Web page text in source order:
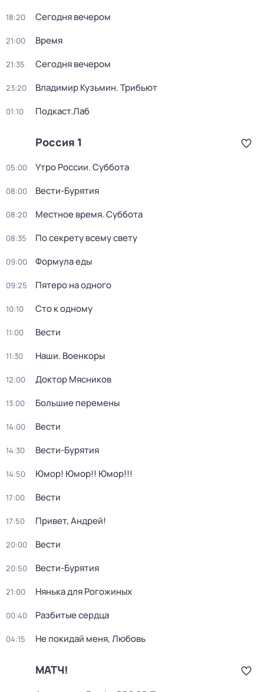
18:20 Сегодня вечером
21:00 Время
21:35 Сегодня вечером
23:20 Владимир Кузьмин. Трибьют
01:10 Подкаст.Лаб
Россия 1
05:00 Утро России. Суббота
08:00 Вести-Бурятия
08:20 Местное время. Суббота
08:35 По секрету всему свету
09:00 Формула еды
09:25 Пятеро на одного
10:10 Сто к одному
11:00 Вести
11:30 Наши. Военкоры
12:00 Доктор Мясников
13:00 Большие перемены
14:00 Вести
14:30 Вести-Бурятия
14:50 Юмор! Юмор!! Юмор!!!
17:00 Вести
17:50 Привет, Андрей!
20:00 Вести
20:50 Вести-Бурятия
21:00 Нянька для Рогожиных
00:40 Разбитые сердца
04:15 Не покидай меня, Любовь
МАТЧ!